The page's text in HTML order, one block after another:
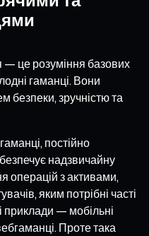
— це розуміння базових
гаманці. Вони
безпеки, зручністю та
постійно
надзвичайну
операцій з активами,
яким потрібні часті
приклади — мобільні
Проте така